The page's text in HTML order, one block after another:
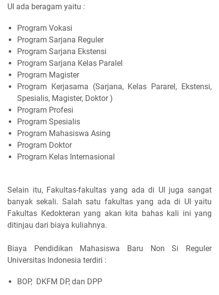
UI ada beragam yaitu :
Program Vokasi
Program Sarjana Reguler
Program Sarjana Ekstensi
Program Sarjana Kelas Paralel
Program Magister
Program Kerjasama (Sarjana, Kelas Pararel, Ekstensi,
Spesialis, Magister, Doktor )
Program Profesi
Program Spesialis
Program Mahasiswa Asing
Program Doktor
Program Kelas Internasional
Selain itu, Fakultas-fakultas yang ada di UI juga sangat
banyak sekali. Salah satu fakultas yang ada di UI yaitu
Fakultas Kedokteran yang akan kita bahas kali ini yang
ditinjau dari biaya kuliahnya.
Biaya Pendidikan Mahasiswa Baru Non Si Reguler
Universitas Indonesia terdiri :
BOP, DKFM DP, dan DPP